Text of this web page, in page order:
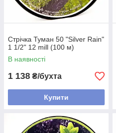
Стрічка Туман 50 "Silver Rain"
1 1/2" 12 mill (100 м)
В наявності
1 138 ₴/бухта
Купити